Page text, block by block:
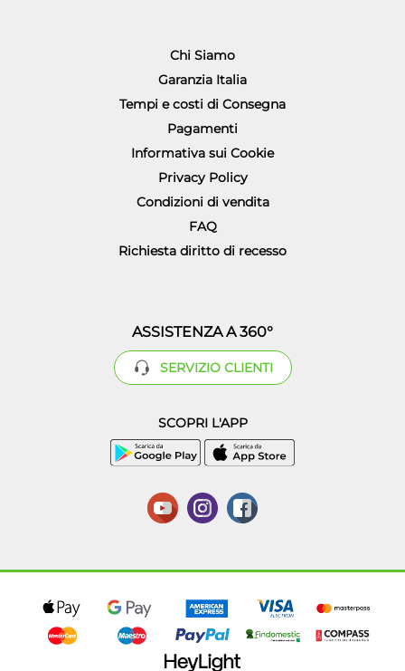
Chi Siamo
Garanzia Italia
Tempi e costi di Consegna
Pagamenti
Informativa sui Cookie
Privacy Policy
Condizioni di vendita
FAQ
Richiesta diritto di recesso
ASSISTENZA A 360°
SERVIZIO CLIENTI
SCOPRI L'APP